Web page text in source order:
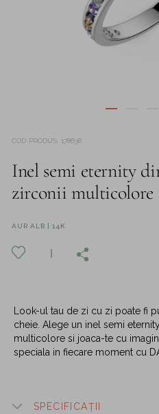
COD PRODUS 178638
Inel semi eternity
zirconii multicolore
AUR ALB | 14K
Look-ul tau de zi cu zi poate fi
cheie. Alege un inel semi
multicolore si joaca-te cu
speciala in fiecare moment cu
SPECIFICAȚII